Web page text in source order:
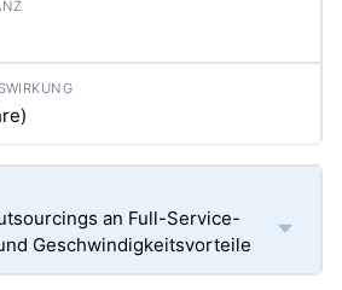
an Full-Service-
Geschwindigkeitsvorteile